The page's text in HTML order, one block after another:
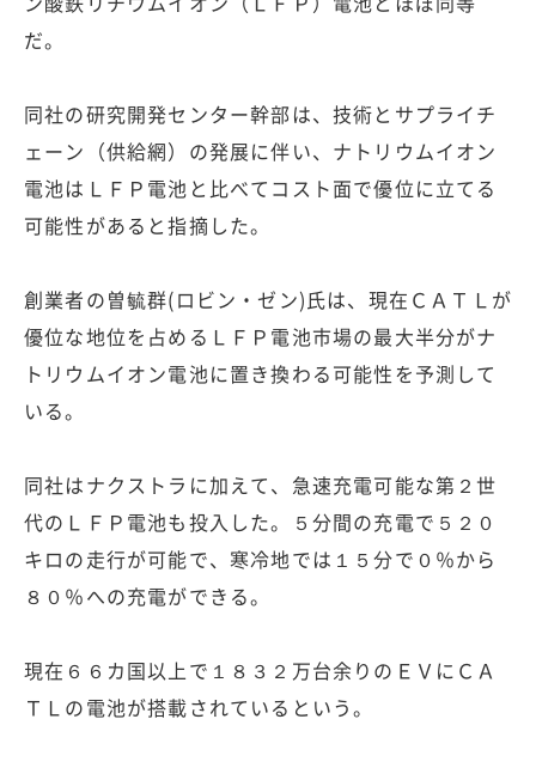
だ。
同社の研究開発センター幹部は、技術とサプライチ
ェーン（供給網）の発展に伴い、ナトリウムイオン
電池はＬＦＰ電池と比べてコスト面で優位に立てる
可能性があると指摘した。
創業者の曽毓群(ロビン・ゼン)氏は、現在ＣＡＴＬが
優位な地位を占めるＬＦＰ電池市場の最大半分がナ
トリウムイオン電池に置き換わる可能性を予測して
いる。
同社はナクストラに加えて、急速充電可能な第２世
代のＬＦＰ電池も投入した。５分間の充電で５２０
キロの走行が可能で、寒冷地では１５分で０％から
８０％への充電ができる。
現在６６カ国以上で１８３２万台余りのＥＶにＣＡ
ＴＬの電池が搭載されているという。